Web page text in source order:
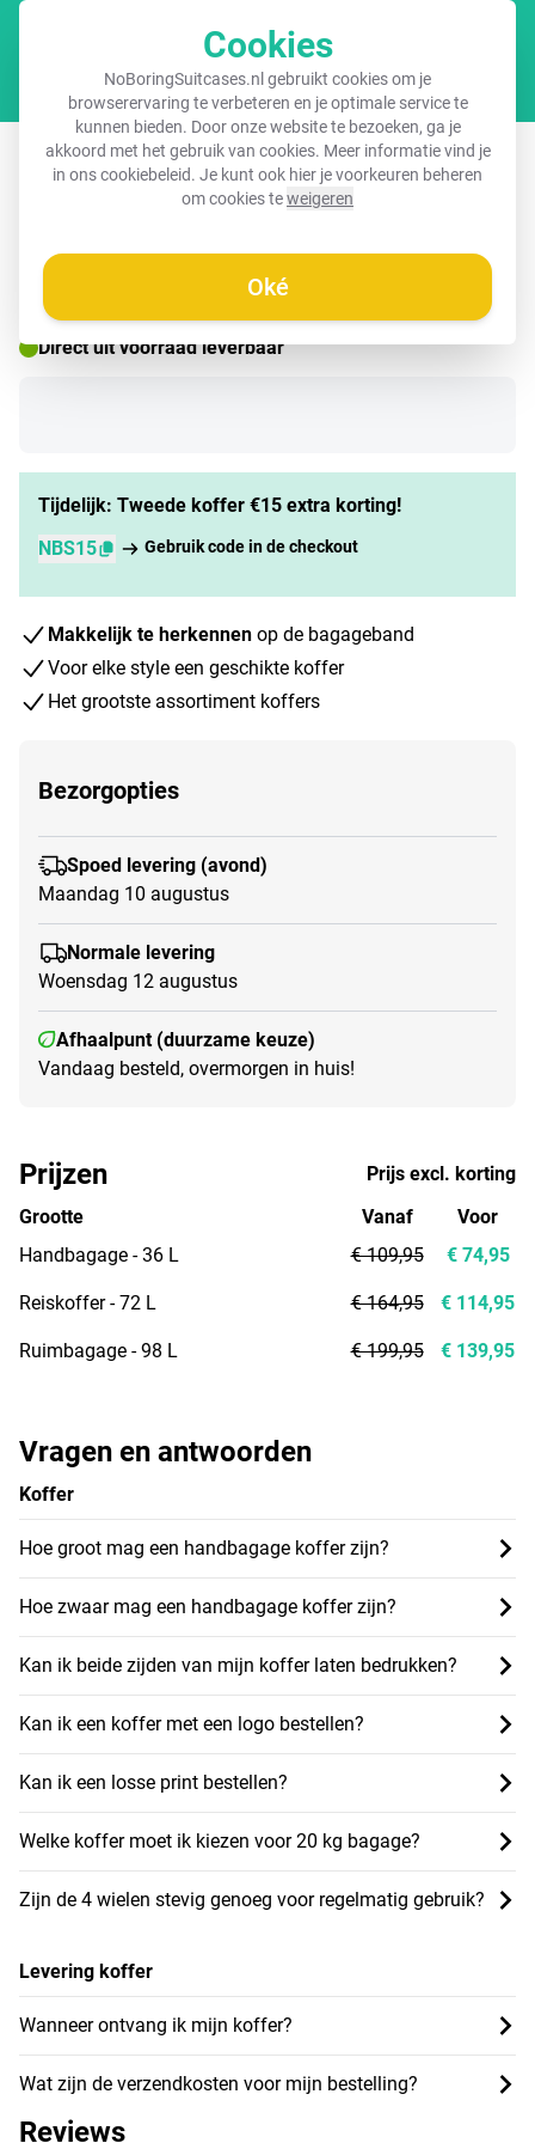
Cookies
NoBoringSuitcases.nl gebruikt cookies om je
browserervaring te verbeteren en je optimale service te
kunnen bieden. Door onze website te bezoeken, ga je
akkoord met het gebruik van cookies. Meer informatie vind je
in onscookiebeleid. Je kunt ook hier je voorkeuren beheren
om cookies teweigeren
Oké
Koffer - Travel More, Worry Less
☀️ ZOMERDEAL
Direct uit voorraad leverbaar
Tijdelijk: Tweede koffer €15 extra korting!
NBS15
Gebruik code in de checkout
Makkelijk te herkennen op de bagageband
Voor elke style een geschikte koffer
Het grootste assortiment koffers
Bezorgopties
Spoed levering (avond)
Maandag 10 augustus
Normale levering
Woensdag 12 augustus
Afhaalpunt (duurzame keuze)
Vandaag besteld, overmorgen in huis!
Vragen en antwoorden
Koffer
Hoe groot mag een handbagage koffer zijn?
Hoe zwaar mag een handbagage koffer zijn?
Kan ik beide zijden van mijn koffer laten bedrukken?
Kan ik een koffer met een logo bestellen?
Kan ik een losse print bestellen?
Welke koffer moet ik kiezen voor 20 kg bagage?
Zijn de 4 wielen stevig genoeg voor regelmatig gebruik?
Levering koffer
Wanneer ontvang ik mijn koffer?
Wat zijn de verzendkosten voor mijn bestelling?
Prijzen
Prijs excl. korting
Grootte
Handbagage - 36 L
Reiskoffer - 72 L
Ruimbagage - 98 L
Vanaf
€ 109,95
€ 164,95
€ 199,95
Voor
€ 74,95
€ 114,95
€ 139,95
Reviews